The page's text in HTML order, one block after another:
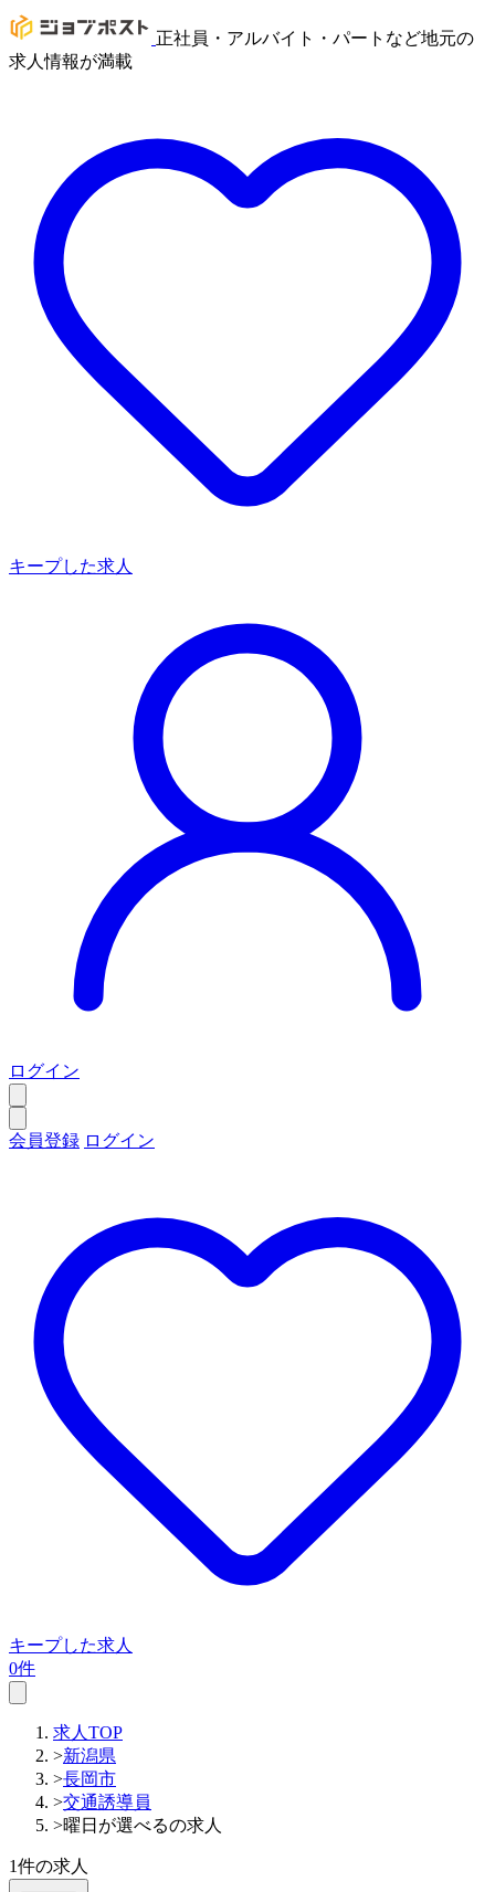
正社員・アルバイト・パートなど地元の
求人情報が満載
キープした求人
ログイン
会員登録 ログイン
キープした求人
0件
求人TOP
>新潟県
>長岡市
>交通誘導員
>曜日が選べるの求人
1件の求人